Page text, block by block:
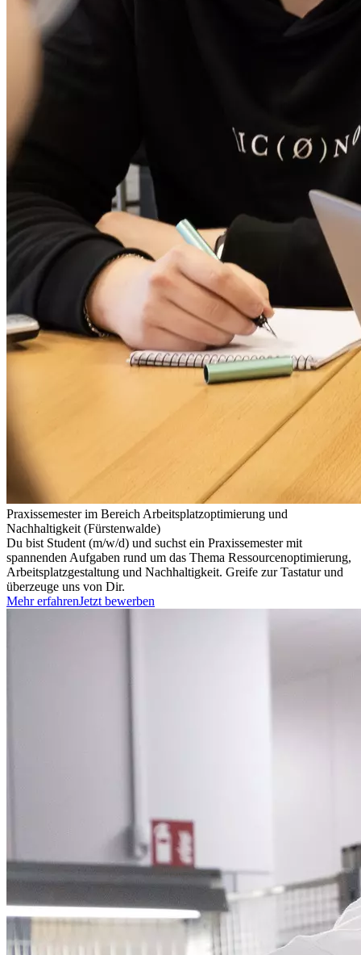
Praxissemester im Bereich Arbeitsplatzoptimierung und
Nachhaltigkeit (Fürstenwalde)
Du bist Student (m/w/d) und suchst ein Praxissemester mit
spannenden Aufgaben rund um das Thema Ressourcenoptimierung,
Arbeitsplatzgestaltung und Nachhaltigkeit. Greife zur Tastatur und
überzeuge uns von Dir.
Mehr erfahrenJetzt bewerben